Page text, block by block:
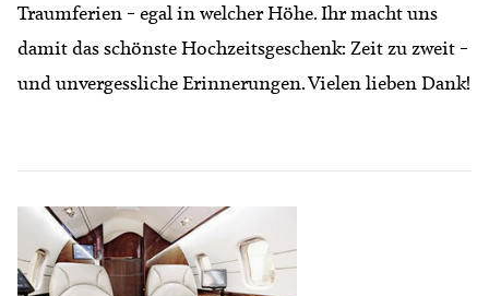
Traumferien – egal in welcher Höhe. Ihr macht uns
damit das schönste Hochzeitsgeschenk: Zeit zu zweit –
und unvergessliche Erinnerungen. Vielen lieben Dank!